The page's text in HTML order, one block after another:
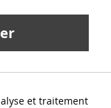
et traitement